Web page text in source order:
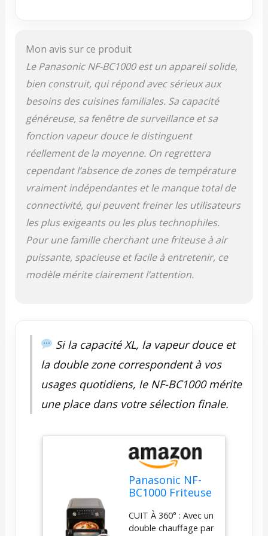
douce de cette
les aliments
rapidement et
uniformément 8
MENUS PRÉRÉGLÉS :
Simplifiez la
préparation de vos
repas grâce aux 8
menus intuitifs de
cette friteuse à air
double, dont Air
Fryer, Rôtir, Cuire,
Pizza, Gril,
Réchauffer,
Décongeler et
Fermenter LARGE
FENÊTRE : Gardez un
œil sur vos aliments
compacte PANIER
FLEXIBLE 9,6 L :
Préparez facilement
des pizzas de 30 cm
accompagnements
panier flexible de 9,6
L. Il se divise en deux
compartiments de
4,8 L, idéals pour une
cuisson simultanée
et séparée.
NETTOYAGE FACILE :
Simplifiez l’entretien
Mon avis sur ce produit
Le Panasonic NF-BC1000 est un appareil solide,
bien construit, qui répond avec sérieux aux
besoins des cuisines familiales. Sa capacité
généreuse, sa fenêtre de surveillance et sa
fonction vapeur douce le distinguent
réellement de la moyenne. On regrettera
cependant l’absence de zones de température
vraiment indépendantes et le manque total de
connectivité, qui peuvent freiner les utilisateurs
les plus exigeants ou les plus technophiles.
Pour une famille cherchant une friteuse à air
puissante, spacieuse et facile à entretenir, ce
modèle mérite clairement l’attention.
Si la capacité XL, la vapeur douce et
la double zone correspondent à vos
usages quotidiens, le NF-BC1000 mérite
une place dans votre sélection finale.
Panasonic NF-
BC1000 Friteuse
zones avec
Fenêtre, XL
CUIT À 360° : Avec un
double chauffage par